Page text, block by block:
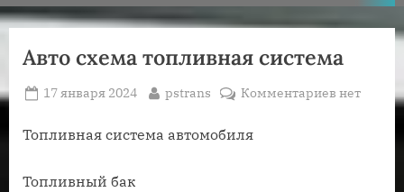
Авто схема топливная система
Posted
17 января 2024 By
pstrans Комментариевкнет
Топливная система автомобиля
Топливный бак